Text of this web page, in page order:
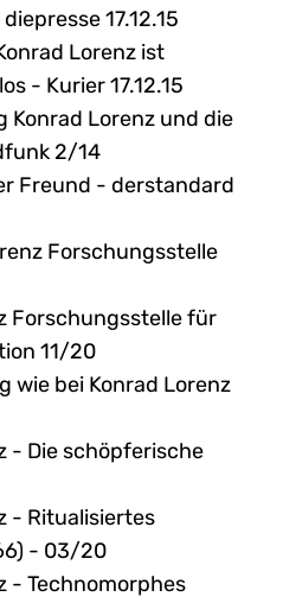
17.12.15
Lorenz ist
- Kurier 17.12.15
Lorenz und die
2/14
Freund - derstandard
Forschungsstelle
Forschungsstelle für
11/20
wie bei Konrad Lorenz
- Die schöpferische
- Ritualisiertes
- 03/20
- Technomorphes